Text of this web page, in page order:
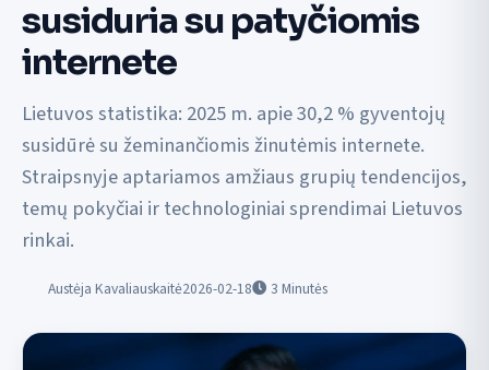
susiduria su patyčiomis
internete
Lietuvos statistika: 2025 m. apie 30,2 % gyventojų
susidūrė su žeminančiomis žinutėmis internete.
Straipsnyje aptariamos amžiaus grupių tendencijos,
temų pokyčiai ir technologiniai sprendimai Lietuvos
rinkai.
Austėja Kavaliauskaitė2026-02-18 3 Minutės